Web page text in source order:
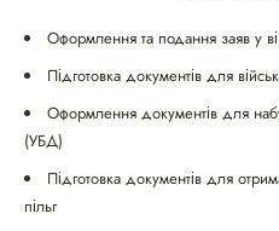
Оформлення та подання заяв у
Підготовка документів для
Оформлення документів для
(УБД)
Підготовка документів для
пільг